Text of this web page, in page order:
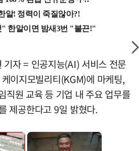
기자 = 인공지능(AI) 서비스 전문
이지모빌리티(KGM)에 마케팅,
직원 교육 등 기업 내 주요 업무를
제공한다고 9일 밝혔다.